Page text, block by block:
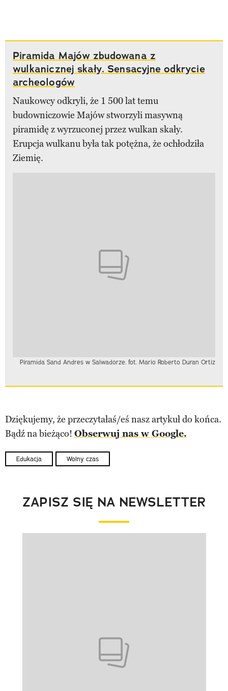
Piramida Majów zbudowana z
wulkanicznej skały. Sensacyjne odkrycie
archeologów
Naukowcy odkryli, że 1 500 lat temu
budowniczowie Majów stworzyli masywną
piramidę z wyrzuconej przez wulkan skały.
Erupcja wulkanu była tak potężna, że ​​ochłodziła
Ziemię.
Piramida Sand Andres w Salwadorze. fot. Mario Roberto Duran Ortiz
Dziękujemy, że przeczytałaś/eś nasz artykuł do końca.
Bądź na bieżąco! Obserwuj nas w Google.
Edukacja Wolny czas
ZAPISZ SIĘ NA NEWSLETTER